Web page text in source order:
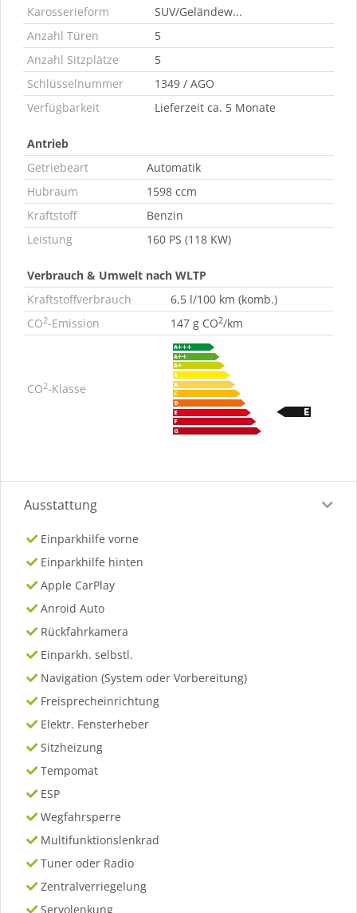
Karosserieform
SUV/Geländew...
Anzahl Türen
5
Anzahl Sitzplätze
5
Schlüsselnummer
1349 / AGO
Verfügbarkeit
Lieferzeit ca. 5 Monate
Antrieb
Getriebeart
Automatik
Hubraum
1598 ccm
Kraftstoff
Benzin
Leistung
160 PS (118 KW)
Verbrauch & Umwelt nach WLTP
Kraftstoffverbrauch
6,5 l/100 km (komb.)
CO2-Emission 147 g CO2/km
CO2-Klasse
Ausstattung
Einparkhilfe vorne
Einparkhilfe hinten
Apple CarPlay
Anroid Auto
Rückfahrkamera
Einparkh. selbstl.
Navigation (System oder Vorbereitung)
Freisprecheinrichtung
Elektr. Fensterheber
Sitzheizung
Tempomat
ESP
Wegfahrsperre
Multifunktionslenkrad
Tuner oder Radio
Zentralverriegelung
Servolenkung